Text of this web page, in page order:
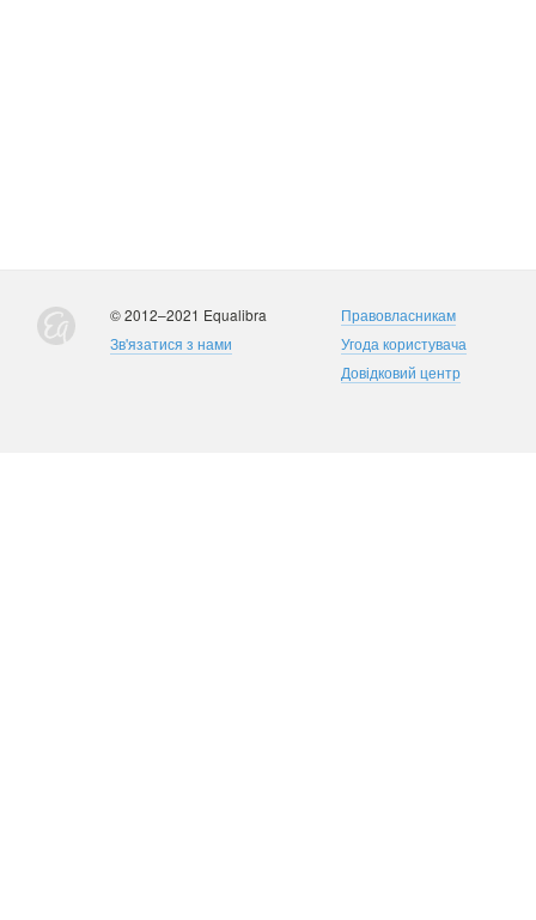
© 2012–2021 Equalibra
Зв'язатися з нами
Правовласникам
Угода користувача
Довідковий центр